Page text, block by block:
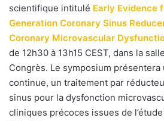
scientifique intitulé Early Evidence
Generation Coronary Sinus
Coronary Microvascular
de 12h30 à 13h15 CEST, dans la
Congrès. Le symposium
continue, un traitement par
sinus pour la dysfonction
cliniques précoces issues de l’étude